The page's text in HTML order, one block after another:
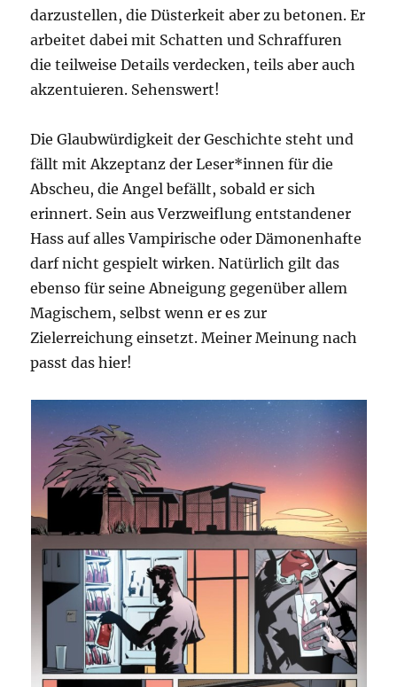
darzustellen, die Düsterkeit aber zu betonen. Er
arbeitet dabei mit Schatten und Schraffuren
die teilweise Details verdecken, teils aber auch
akzentuieren. Sehenswert!
Die Glaubwürdigkeit der Geschichte steht und
fällt mit Akzeptanz der Leser*innen für die
Abscheu, die Angel befällt, sobald er sich
erinnert. Sein aus Verzweiflung entstandener
Hass auf alles Vampirische oder Dämonenhafte
darf nicht gespielt wirken. Natürlich gilt das
ebenso für seine Abneigung gegenüber allem
Magischem, selbst wenn er es zur
Zielerreichung einsetzt. Meiner Meinung nach
passt das hier!